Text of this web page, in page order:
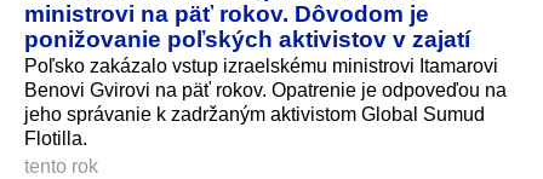
ministrovi na päť rokov. Dôvodom je
ponižovanie poľských aktivistov v zajatí
Poľsko zakázalo vstup izraelskému ministrovi Itamarovi
Benovi Gvirovi na päť rokov. Opatrenie je odpoveďou na
jeho správanie k zadržaným aktivistom Global Sumud
Flotilla.
tento rok